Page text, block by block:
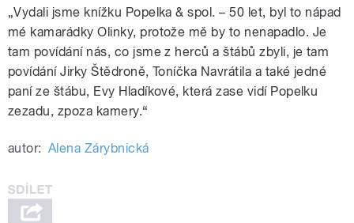
„Vydali jsme knížku Popelka & spol. – 50 let, byl to nápad
mé kamarádky Olinky, protože mě by to nenapadlo. Je
tam povídání nás, co jsme z herců a štábů zbyli, je tam
povídání Jirky Štědroně, Toníčka Navrátila a také jedné
paní ze štábu, Evy Hladíkové, která zase vidí Popelku
zezadu, zpoza kamery.“
autor: Alena Zárybnická